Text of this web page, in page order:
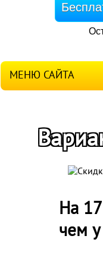
МЕНЮ САЙТА
На
чем